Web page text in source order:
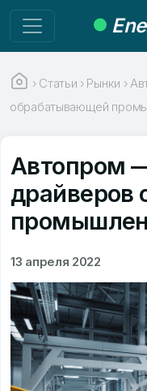
› Статьи › Рынки ›
обрабатывающей
Автопром
драйверов
13 апреля 2022